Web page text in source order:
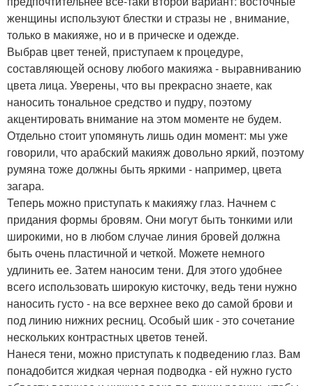
женщины используют блестки и стразы не , внимание,
только в макияже, но и в прическе и одежде.
Выбрав цвет теней, приступаем к процедуре,
составляющей основу любого макияжа - выравниванию
цвета лица. Уверены, что вы прекрасно знаете, как
наносить тональное средство и пудру, поэтому
акцентировать внимание на этом моменте не будем.
Отдельно стоит упомянуть лишь один момент: мы уже
говорили, что арабский макияж довольно яркий, поэтому
румяна тоже должны быть яркими - например, цвета
загара.
Теперь можно приступать к макияжу глаз. Начнем с
придания формы бровям. Они могут быть тонкими или
широкими, но в любом случае линия бровей должна
быть очень пластичной и четкой. Можете немного
удлинить ее. Затем наносим тени. Для этого удобнее
всего использовать широкую кисточку, ведь тени нужно
наносить густо - на все верхнее веко до самой брови и
под линию нижних ресниц. Особый шик - это сочетание
нескольких контрастных цветов теней.
Нанеся тени, можно приступать к подведению глаз. Вам
понадобится жидкая черная подводка - ей нужно густо